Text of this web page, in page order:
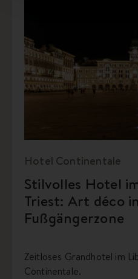
Hotel Continentale
Stilvolles Hotel
Triest: Art déco
Fußgängerzone
Zeitloses Grandhotel im
Continentale.